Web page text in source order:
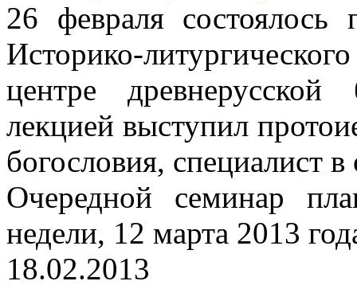
26 февраля состоялось
Историко-
центре
лекцией выступил
богословия, специалист
Очередной семинар
недели, 12 марта 2013
18.02.2013